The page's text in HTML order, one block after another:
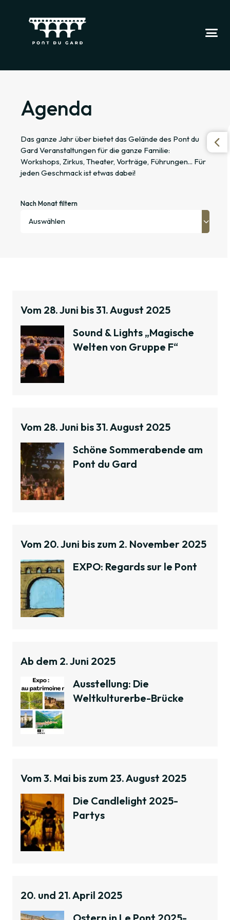
Agenda
Das ganze Jahr über bietet das Gelände des Pont du
Gard Veranstaltungen für die ganze Familie:
Workshops, Zirkus, Theater, Vorträge, Führungen... Für
jeden Geschmack ist etwas dabei!
Nach Monat filtern
Auswählen
Juni
Juli
August
September
Oktober
April
Vom 28. Juni bis 31. August 2025
Sound & Lights „Magische
Welten von Gruppe F“
Vom 28. Juni bis 31. August 2025
Schöne Sommerabende am
Pont du Gard
Vom 20. Juni bis zum 2. November 2025
EXPO: Regards sur le Pont
Ab dem 2. Juni 2025
Ausstellung: Die
Weltkulturerbe-Brücke
Vom 3. Mai bis zum 23. August 2025
Die Candlelight 2025-
Partys
20. und 21. April 2025